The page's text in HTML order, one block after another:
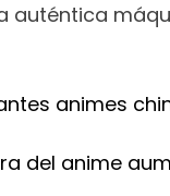
auténtica
animes
del anime